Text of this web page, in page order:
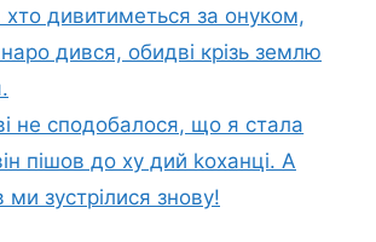
хто дивитиметься за онуком,
дився, обидві крізь землю
не сподобалося, що я стала
пішов до ху дий kоханці. А
ми зустрілися знову!